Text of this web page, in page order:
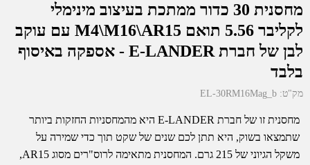
מחסנית 30 כדור ממתכת בעיצוב מינימלי
לקליבר 5.56 תואם M4\M16\AR15 עם עוקב
לבן של חברת E-LANDER - אספקה באיסוף
בלבד
מק"ט: EL-30RM16Mag_b
מחסנית זו של חברת E-LANDER היא מהמחסניות החזקות ביותר
שתמצאו בשוק, היא תתן לכם שנים של שקט תוך כדי שמירה על
משקל הגיוני של 215 גרם. המחסנית מתאימה לרוס"רים מסוג AR15,